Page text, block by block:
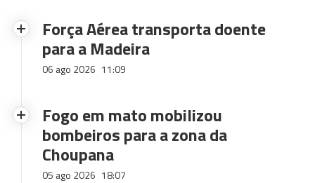
Força Aérea transporta doente
para a Madeira
06 ago 2026 11:09
Fogo em mato mobilizou
bombeiros para a zona da
Choupana
05 ago 2026 18:07